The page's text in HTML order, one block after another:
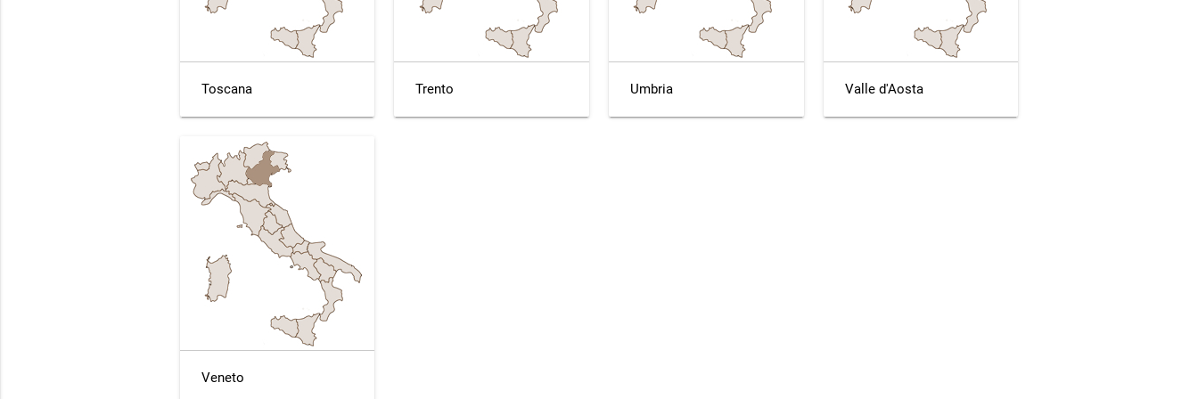
Toscana Trento Umbria Valle d'Aosta
Veneto